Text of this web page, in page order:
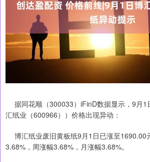
据同花顺（300033）iFinD数据显示，9月1
汇纸业（600966））价格出现异动：
博汇纸业废旧黄板纸9月1日已涨至1690.00
3.68%，周涨幅3.68%，月涨幅3.68%。